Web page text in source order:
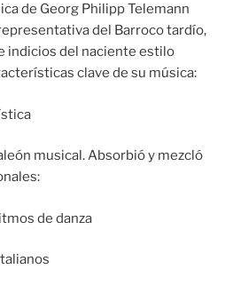
de Georg Philipp Telemann
del Barroco tardío,
indicios del naciente estilo
clave de su música:
musical. Absorbió y mezcló
de danza